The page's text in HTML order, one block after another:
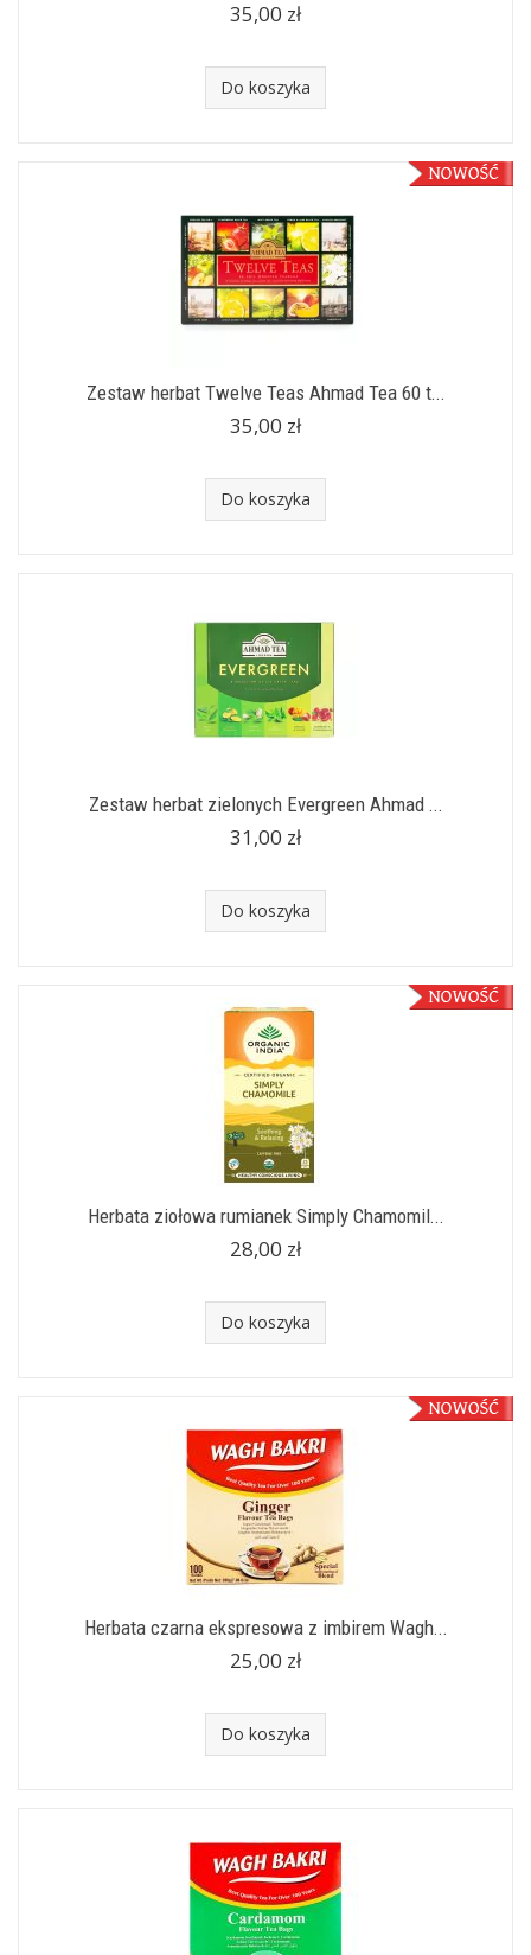
35,00 zł
Do koszyka
Zestaw herbat Twelve Teas Ahmad Tea 60 t...
35,00 zł
Do koszyka
Zestaw herbat zielonych Evergreen Ahmad ...
31,00 zł
Do koszyka
Herbata ziołowa rumianek Simply Chamomil...
28,00 zł
Do koszyka
Herbata czarna ekspresowa z imbirem Wagh...
25,00 zł
Do koszyka